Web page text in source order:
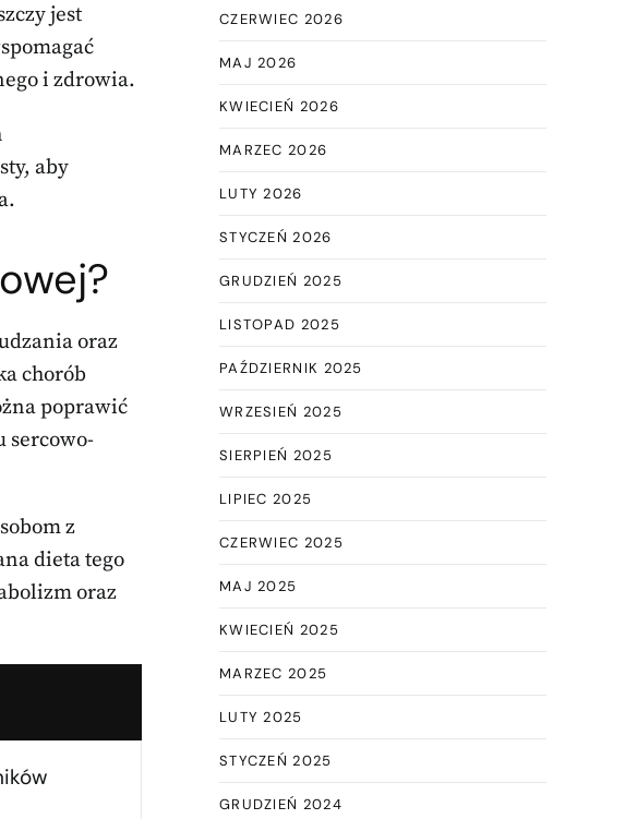
jest
i zdrowia.
aby
oraz
chorób
poprawić
sercowo-
z
dieta tego
oraz
CZERWIEC 2026
MAJ 2026
KWIECIEŃ 2026
MARZEC 2026
LUTY 2026
STYCZEŃ 2026
GRUDZIEŃ 2025
LISTOPAD 2025
PAŹDZIERNIK 2025
WRZESIEŃ 2025
SIERPIEŃ 2025
LIPIEC 2025
CZERWIEC 2025
MAJ 2025
KWIECIEŃ 2025
MARZEC 2025
LUTY 2025
STYCZEŃ 2025
GRUDZIEŃ 2024